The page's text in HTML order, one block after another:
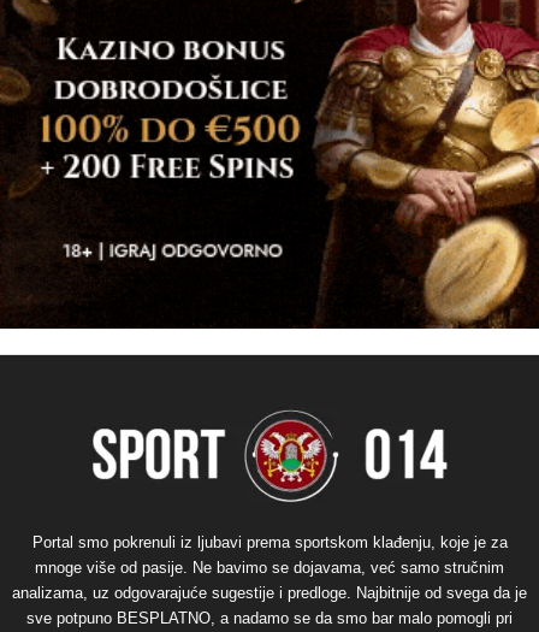
Portal smo pokrenuli iz ljubavi prema sportskom klađenju, koje je za
mnoge više od pasije. Ne bavimo se dojavama, već samo stručnim
analizama, uz odgovarajuće sugestije i predloge. Najbitnije od svega da je
sve potpuno BESPLATNO, a nadamo se da smo bar malo pomogli pri